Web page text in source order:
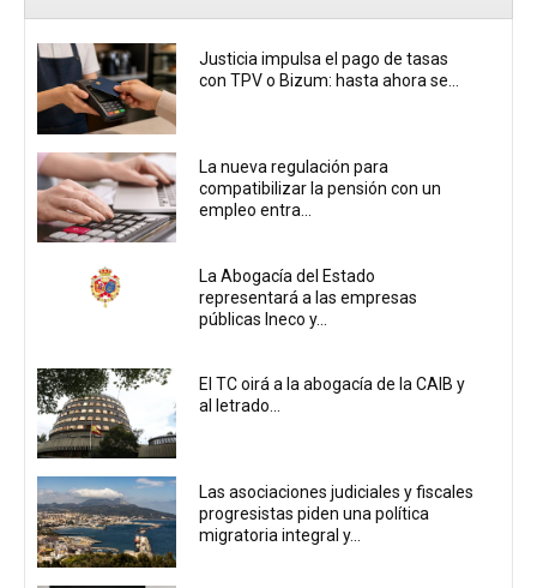
Justicia impulsa el pago de tasas
con TPV o Bizum: hasta ahora se...
La nueva regulación para
compatibilizar la pensión con un
empleo entra...
La Abogacía del Estado
representará a las empresas
públicas Ineco y...
El TC oirá a la abogacía de la CAIB y
al letrado...
Las asociaciones judiciales y fiscales
progresistas piden una política
migratoria integral y...